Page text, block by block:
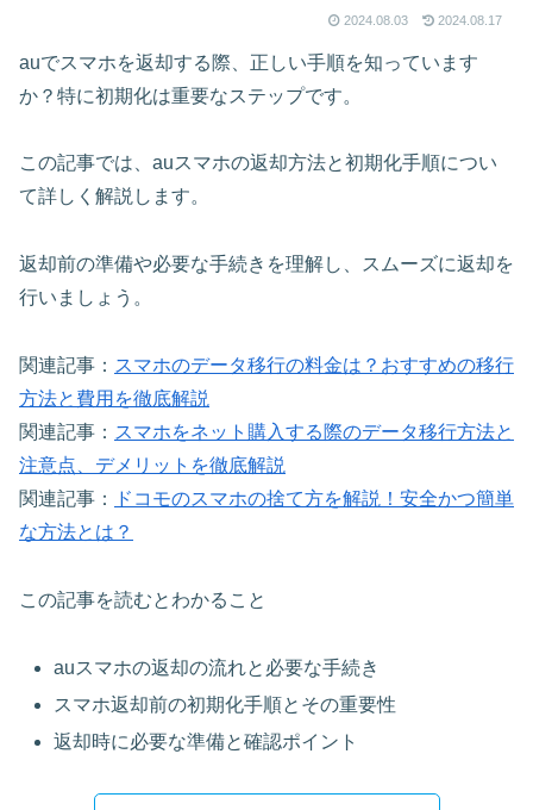
2024.08.03 2024.08.17
auでスマホを返却する際、正しい手順を知っています
か？特に初期化は重要なステップです。
この記事では、auスマホの返却方法と初期化手順につい
て詳しく解説します。
返却前の準備や必要な手続きを理解し、スムーズに返却を
行いましょう。
関連記事： スマホのデータ移行の料金は？おすすめの移行
方法と費用を徹底解説
関連記事： スマホをネット購入する際のデータ移行方法と
注意点、デメリットを徹底解説
関連記事：
ドコモのスマホの捨て方を解説！安全かつ簡単
な方法とは？
この記事を読むとわかること
auスマホの返却の流れと必要な手続き
スマホ返却前の初期化手順とその重要性
返却時に必要な準備と確認ポイント